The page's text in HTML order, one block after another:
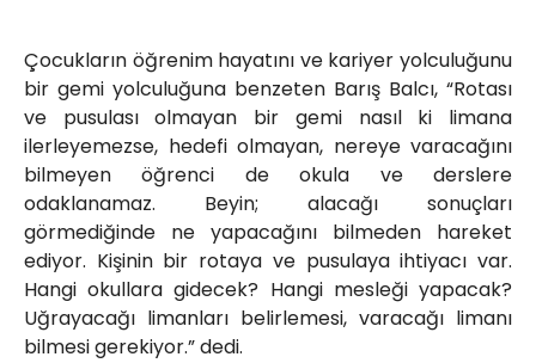
Çocukların öğrenim hayatını ve kariyer yolculuğunu
bir gemi yolculuğuna benzeten Barış Balcı, “Rotası
ve pusulası olmayan bir gemi nasıl ki limana
ilerleyemezse, hedefi olmayan, nereye varacağını
bilmeyen öğrenci de okula ve derslere
odaklanamaz. Beyin; alacağı sonuçları
görmediğinde ne yapacağını bilmeden hareket
ediyor. Kişinin bir rotaya ve pusulaya ihtiyacı var.
Hangi okullara gidecek? Hangi mesleği yapacak?
Uğrayacağı limanları belirlemesi, varacağı limanı
bilmesi gerekiyor.” dedi.